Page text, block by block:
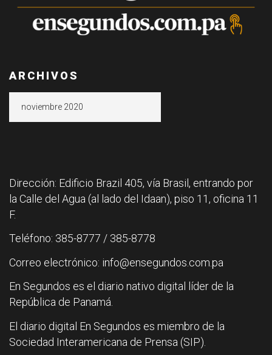
ARCHIVOS
Dirección: Edificio Brazil 405, vía Brasil, entrando por
la Calle del Agua (al lado del Idaan), piso 11, oficina 11
F.
Teléfono: 385-8777 / 385-8778
Correo electrónico: info@ensegundos.com.pa
En Segundos es el diario nativo digital líder de la
República de Panamá.
El diario digital En Segundos es miembro de la
Sociedad Interamericana de Prensa (SIP).